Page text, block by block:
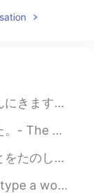
な人が多い
👍 すごい！
You asked for more b...
from my trip reports,...
is the start of a journ...
Have a good night's sl...